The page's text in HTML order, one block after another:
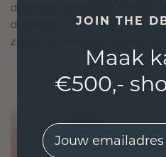
deskundige goudsmeden
duurzaamheid met
zodat je sieraden zowel
JOIN THE
Maak
€500,-
EMail